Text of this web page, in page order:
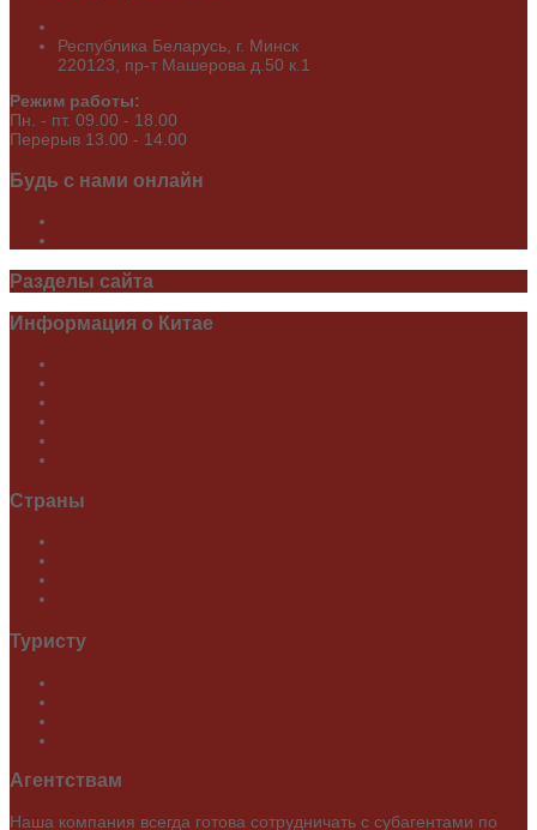
Республика Беларусь, г. Минск
220123, пр-т Машерова д.50 к.1
Режим работы:
Пн. - пт. 09.00 - 18.00
Перерыв 13.00 - 14.00
Будь с нами онлайн
Разделы сайта
Информация о Китае
Страны
Туристу
Агентствам
Наша компания всегда готова сотрудничать с субагентами по